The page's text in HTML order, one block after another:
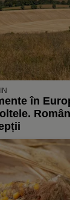
în